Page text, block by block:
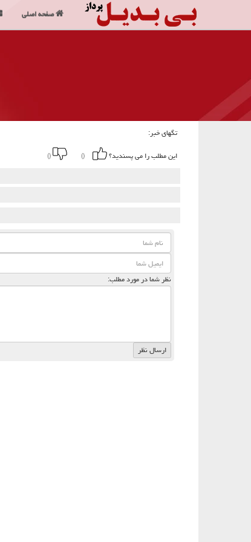
تگهای خبر:
این مطلب را می پسندید؟
()
()
نظر شما در مورد مطلب:
صفحه اصلی